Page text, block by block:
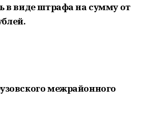
в виде штрафа на сумму от
межрайонного